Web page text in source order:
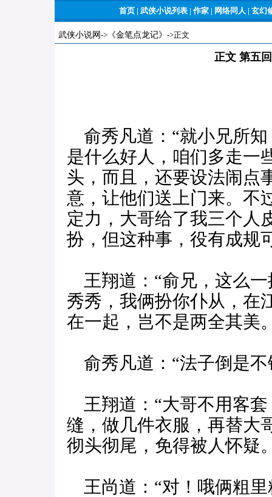
首页 | 武侠小说列表 | 作家 | 网络同人 | 玄幻
武侠小说网 -> 《金笔点龙记》 ->正文
正文 第五
俞秀凡道：“就小兄所
是什么好人，咱们多走一
头，而且，还要设法闹点
意，让他们送上门来。不
定力，大哥给了我三个人
扮，但这种事，役有成规
王翔道：“俞兄，这么
秀秀，我俩扮你仆从，在
在一起，岂不是两全其美
俞秀凡道：“法子倒是不
王翔道：“大哥不用客
缝，做几件衣服，再替大
彻头彻尾，免得被人怀疑
王尚道：“对！哦俩粗